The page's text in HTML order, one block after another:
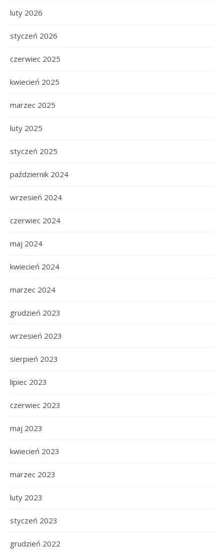
luty 2026
styczeń 2026
czerwiec 2025
kwiecień 2025
marzec 2025
luty 2025
styczeń 2025
październik 2024
wrzesień 2024
czerwiec 2024
maj 2024
kwiecień 2024
marzec 2024
grudzień 2023
wrzesień 2023
sierpień 2023
lipiec 2023
czerwiec 2023
maj 2023
kwiecień 2023
marzec 2023
luty 2023
styczeń 2023
grudzień 2022